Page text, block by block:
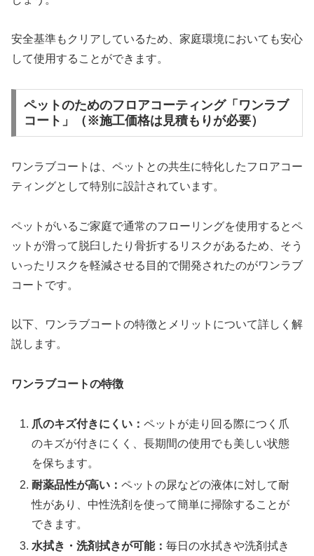
安全基準もクリアしているため、家庭環境においても安心
して使用することができます。
ペットのためのフロアコーティング「ワンラブ
コート」（※施工価格は見積もりが必要）
ワンラブコートは、ペットとの共生に特化したフロアコー
ティングとして特別に設計されています。
ペットがいるご家庭で通常のフローリングを使用するとペ
ットが滑って脱臼したり骨折するリスクがあるため、そう
いったリスクを軽減させる目的で開発されたのがワンラブ
コートです。
以下、ワンラブコートの特徴とメリットについて詳しく解
説します。
ワンラブコートの特徴
爪のキズ付きにくい：ペットが走り回る際につく爪
のキズが付きにくく、長期間の使用でも美しい状態
を保ちます。
耐薬品性が高い：ペットの尿などの液体に対して耐
性があり、中性洗剤を使って簡単に掃除することが
できます。
水拭き・洗剤拭きが可能：毎日の水拭きや洗剤拭き